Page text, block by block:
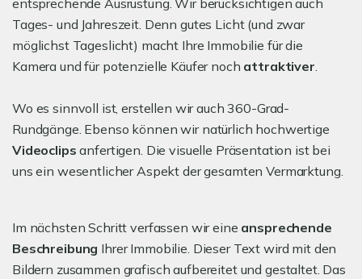
entsprechende Ausrüstung. Wir berücksichtigen auch
Tages- und Jahreszeit. Denn gutes Licht (und zwar
möglichst Tageslicht) macht Ihre Immobilie für die
Kamera und für potenzielle Käufer noch attraktiver.
Wo es sinnvoll ist, erstellen wir auch 360-Grad-
Rundgänge. Ebenso können wir natürlich hochwertige
Videoclips anfertigen. Die visuelle Präsentation ist bei
uns ein wesentlicher Aspekt der gesamten Vermarktung.
Im nächsten Schritt verfassen wir eine ansprechende
Beschreibung Ihrer Immobilie. Dieser Text wird mit den
Bildern zusammen grafisch aufbereitet und gestaltet. Das